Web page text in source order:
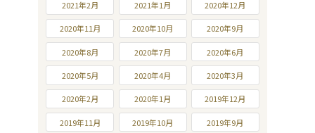
2021年2月 2021年1月 2020年12月
2020年11月 2020年10月 2020年9月
2020年8月 2020年7月 2020年6月
2020年5月 2020年4月 2020年3月
2020年2月 2020年1月 2019年12月
2019年11月 2019年10月 2019年9月